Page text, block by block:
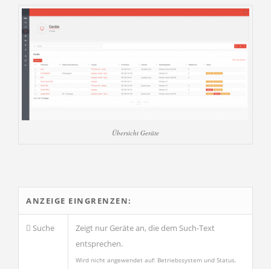
Übersicht Geräte
ANZEIGE EINGRENZEN:
Suche
Zeigt nur Geräte an, die dem Such-Text
entsprechen.
Wird nicht angewendet auf: Betriebssystem und Status.